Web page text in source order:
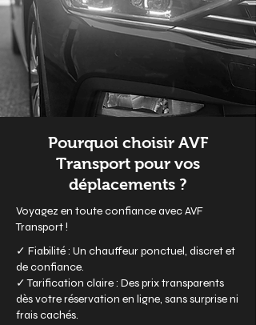
Pourquoi choisir AVF
Transport pour vos
déplacements ?
Voyagez en toute confiance avec AVF
Transport !
✓ Fiabilité : Un chauffeur ponctuel, discret et
de confiance.
✓ Tarification claire : Des prix transparents
dès votre réservation en ligne, sans surprise ni
frais cachés.